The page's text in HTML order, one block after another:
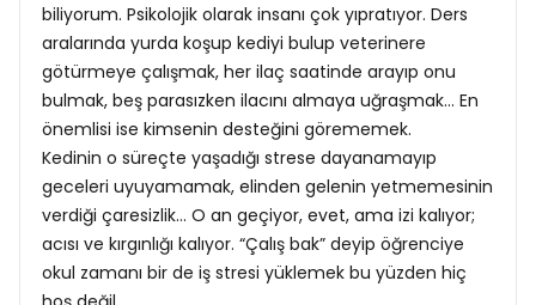
biliyorum. Psikolojik olarak insanı çok yıpratıyor. Ders
aralarında yurda koşup kediyi bulup veterinere
götürmeye çalışmak, her ilaç saatinde arayıp onu
bulmak, beş parasızken ilacını almaya uğraşmak… En
önemlisi ise kimsenin desteğini görememek.
Kedinin o süreçte yaşadığı strese dayanamayıp
geceleri uyuyamamak, elinden gelenin yetmemesinin
verdiği çaresizlik… O an geçiyor, evet, ama izi kalıyor;
acısı ve kırgınlığı kalıyor. “Çalış bak” deyip öğrenciye
okul zamanı bir de iş stresi yüklemek bu yüzden hiç